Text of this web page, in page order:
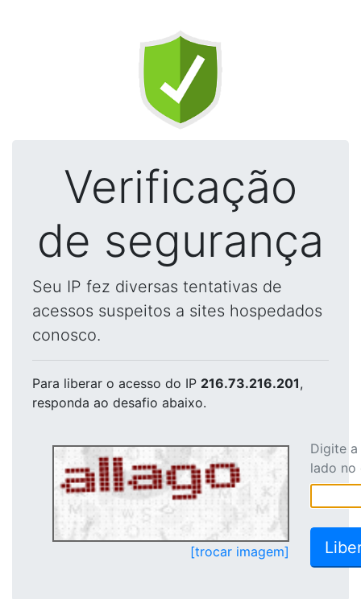
Verificação
de segurança
Seu IP fez diversas tentativas de
acessos suspeitos a sites hospedados
conosco.
Para liberar o acesso do IP 216.73.216.201,
responda ao desafio abaixo.
[trocar imagem]
Digite
lado no